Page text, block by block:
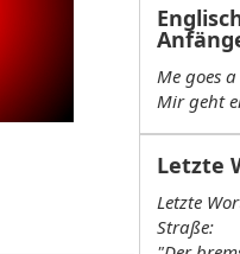
Me goes
Mir geht
Letzte
Letzte
Straße: